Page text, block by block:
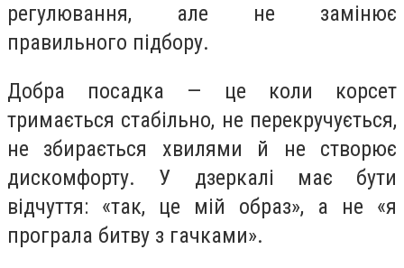
регулювання, але не замінює
правильного підбору.
Добра посадка — це коли корсет
тримається стабільно, не перекручується,
не збирається хвилями й не створює
дискомфорту. У дзеркалі має бути
відчуття: «так, це мій образ», а не «я
програла битву з гачками».